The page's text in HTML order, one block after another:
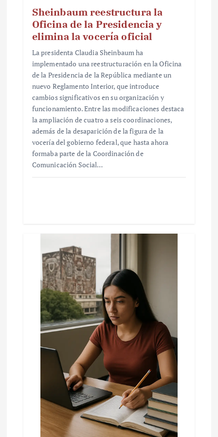
Sheinbaum reestructura la
Oficina de la Presidencia y
elimina la vocería oficial
La presidenta Claudia Sheinbaum ha
implementado una reestructuración en la Oficina
de la Presidencia de la República mediante un
nuevo Reglamento Interior, que introduce
cambios significativos en su organización y
funcionamiento. Entre las modificaciones destaca
la ampliación de cuatro a seis coordinaciones,
además de la desaparición de la figura de la
vocería del gobierno federal, que hasta ahora
formaba parte de la Coordinación de
Comunicación Social…